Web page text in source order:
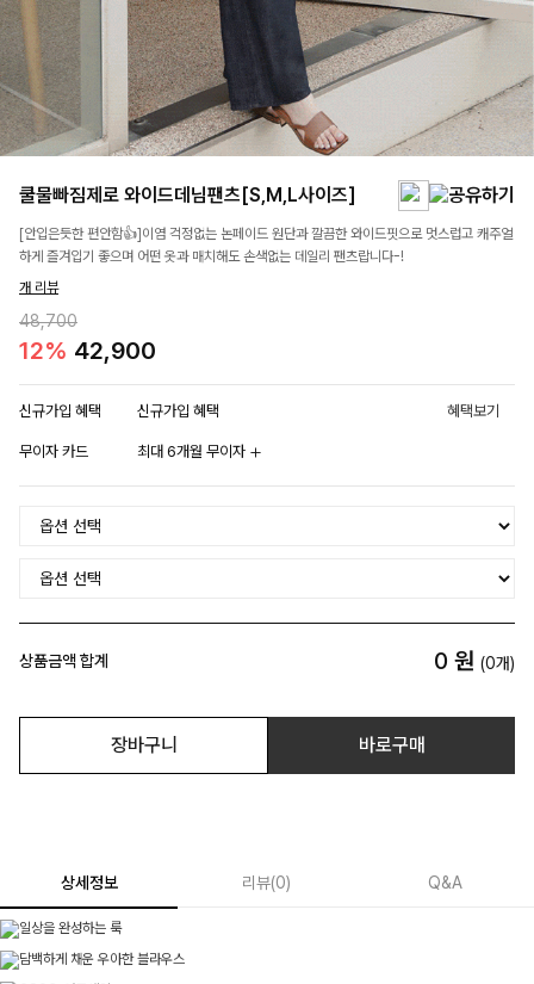
쿨물빠짐제로 와이드데님팬츠[S,M,L사이즈]
[안입은듯한 편안함👍]이염 걱정없는 논페이드 원단과 깔끔한 와이드핏으로 멋스럽고 캐주얼
하게 즐겨입기 좋으며 어떤 옷과 매치해도 손색없는 데일리 팬츠랍니다-!
개 리뷰
48,700
12% 42,900
신규가입 혜택 신규가입 혜택 혜택보기
무이자 카드 최대 6개월 무이자
상품금액 합계 0 원 (0개)
장바구니 바로구매
상세정보 리뷰(0) Q&A